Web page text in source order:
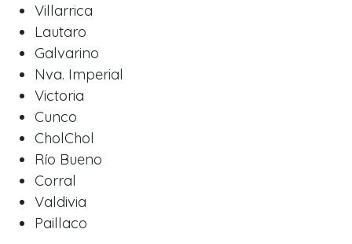
Villarrica
Lautaro
Galvarino
Nva. Imperial
Victoria
Cunco
CholChol
Río Bueno
Corral
Valdivia
Paillaco